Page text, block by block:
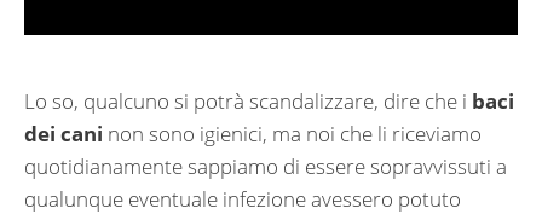
Lo so, qualcuno si potrà scandalizzare, dire che i baci
dei cani non sono igienici, ma noi che li riceviamo
quotidianamente sappiamo di essere sopravvissuti a
qualunque eventuale infezione avessero potuto